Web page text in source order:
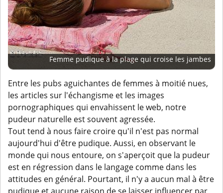
Femme pudique à la plage qui croise les jambes
Entre les pubs aguichantes de femmes à moitié nues,
les articles sur l'échangisme et les images
pornographiques qui envahissent le web, notre
pudeur naturelle est souvent agressée.
Tout tend à nous faire croire qu'il n'est pas normal
aujourd'hui d'être pudique. Aussi, en observant le
monde qui nous entoure, on s'aperçoit que la pudeur
est en régression dans le langage comme dans les
attitudes en général. Pourtant, il n'y a aucun mal à être
pudique et aucune raison de se laisser influencer par